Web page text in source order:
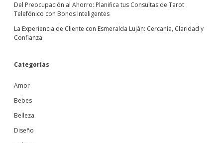
Del Preocupación al Ahorro: Planifica tus Consultas de Tarot
Telefónico con Bonos Inteligentes
La Experiencia de Cliente con Esmeralda Luján: Cercanía, Claridad y
Confianza
Categorías
Amor
Bebes
Belleza
Diseño